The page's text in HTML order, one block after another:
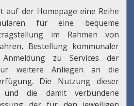
auf der Homepage eine Reihe
für eine bequeme
im Rahmen von
Bestellung kommunaler
Anmeldung zu Services der
weitere Anliegen an die
Die Nutzung dieser
und die damit verbundene